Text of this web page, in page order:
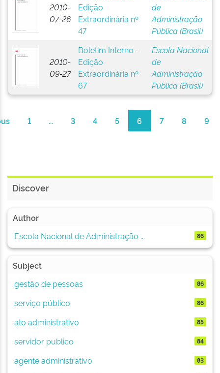
2010-
07-26
Edição
Extraordinária nº
47
de
Administração
Pública (Brasil)
2010-
09-27
Boletim Interno -
Edição
Extraordinária nº
67
Escola Nacional
de
Administração
Pública (Brasil)
1 ... 3 4 5 6 7 8 9
Discover
Author
Escola Nacional de Administração ...
86
Subject
gestão de pessoas
86
serviço público 86
ato administrativo 85
servidor publico 84
agente administrativo 83